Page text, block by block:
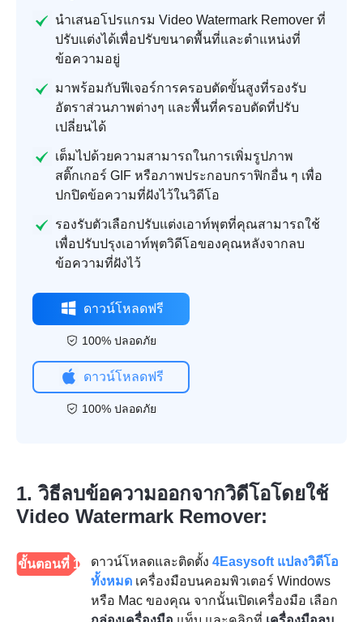
นำเสนอโปรแกรม Video Watermark Remover ที่
ปรับแต่งได้เพื่อปรับขนาดพื้นที่และตำแหน่งที่
ข้อความอยู่
มาพร้อมกับฟีเจอร์การครอบตัดขั้นสูงที่รองรับ
อัตราส่วนภาพต่างๆ และพื้นที่ครอบตัดที่ปรับ
เปลี่ยนได้
เต็มไปด้วยความสามารถในการเพิ่มรูปภาพ
สติ๊กเกอร์ GIF หรือภาพประกอบกราฟิกอื่น ๆ เพื่อ
ปกปิดข้อความที่ฝังไว้ในวิดีโอ
รองรับตัวเลือกปรับแต่งเอาท์พุตที่คุณสามารถใช้
เพื่อปรับปรุงเอาท์พุตวิดีโอของคุณหลังจากลบ
ข้อความที่ฝังไว้
ดาวน์โหลดฟรี
100% ปลอดภัย
ดาวน์โหลดฟรี
100% ปลอดภัย
1. วิธีลบข้อความออกจากวิดีโอโดยใช้
Video Watermark Remover:
ขั้นตอนที่ 1 ดาวน์โหลดและติดตั้ง 4Easysoft แปลงวิดีโอ
ทั้งหมด เครื่องมือบนคอมพิวเตอร์ Windows
หรือ Mac ของคุณ จากนั้นเปิดเครื่องมือ เลือก